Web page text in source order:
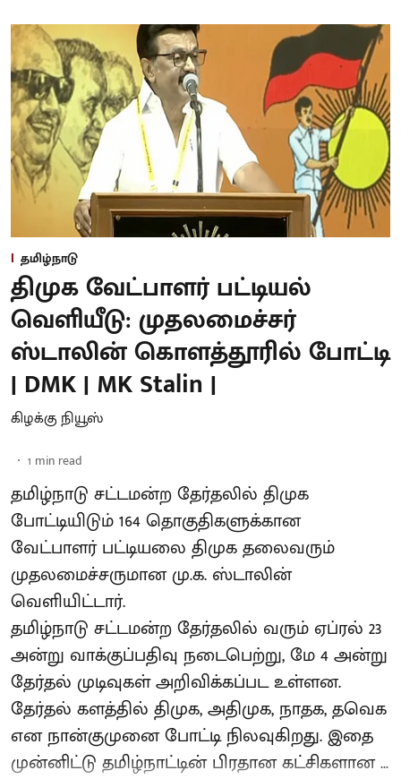
தமிழ்நாடு
திமுக வேட்பாளர் பட்டியல்
வெளியீடு: முதலமைச்சர்
ஸ்டாலின் கொளத்தூரில் போட்டி
| DMK | MK Stalin |
கிழக்கு நியூஸ்
1 min read
தமிழ்நாடு சட்டமன்ற தேர்தலில் திமுக
போட்டியிடும் 164 தொகுதிகளுக்கான
வேட்பாளர் பட்டியலை திமுக தலைவரும்
முதலமைச்சருமான மு.க. ஸ்டாலின்
வெளியிட்டார்.
தமிழ்நாடு சட்டமன்ற தேர்தலில் வரும் ஏப்ரல் 23
அன்று வாக்குப்பதிவு நடைபெற்று, மே 4 அன்று
தேர்தல் முடிவுகள் அறிவிக்கப்பட உள்ளன.
தேர்தல் களத்தில் திமுக, அதிமுக, நாதக, தவெக
என நான்குமுனை போட்டி நிலவுகிறது. இதை
முன்னிட்டு தமிழ்நாட்டின் பிரதான கட்சிகளான ...